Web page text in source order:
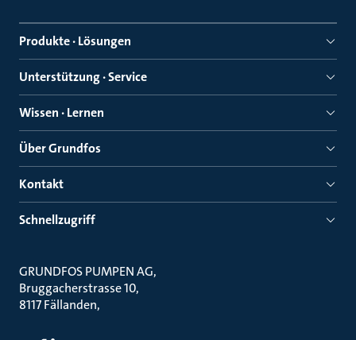
Produkte · Lösungen
Unterstützung · Service
Wissen · Lernen
Über Grundfos
Kontakt
Schnellzugriff
GRUNDFOS PUMPEN AG
Bruggacherstrasse 10
8117 Fällanden